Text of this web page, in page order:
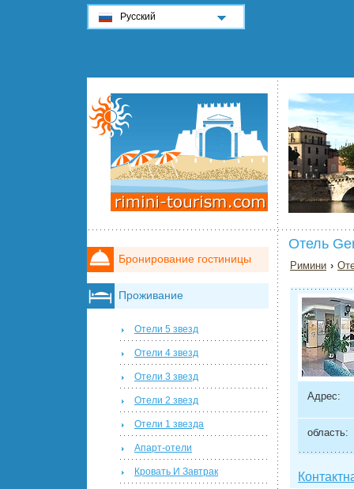
Отель
Римини ›
Адрес:
область:
Бронирование гостиницы
Проживание
Отели 5 звезд
Отели 4 звезд
Отели 3 звезд
Отели 2 звезд
Отели 1 звезда
Апарт-отели
Кровать И Завтрак
Русский